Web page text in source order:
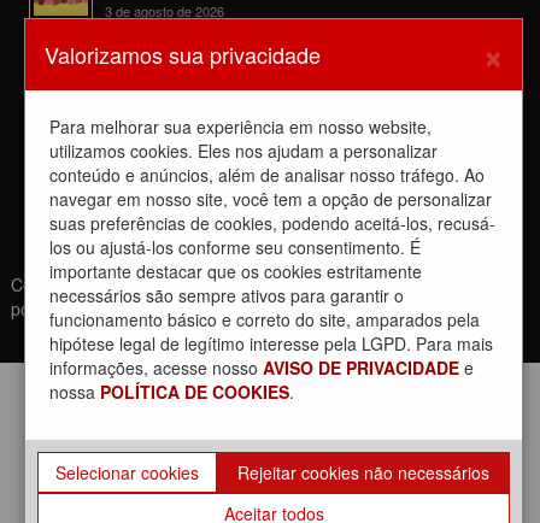
3 de agosto de 2026
Reunião com Manutenção do EPB, com a Inspeção de Via e
com a chefia da área
31 de julho de 2026
Sobre a REUNIÃO entre o Sindicato e o Metrus
30 de julho de 2026
Copyrights © 2021. Todos os direitos reservados. | Desenvolvido
por: Movimento Br
Valorizamos sua privacidade ×
Para melhorar sua experiência em nosso website,
utilizamos cookies. Eles nos ajudam a personalizar
conteúdo e anúncios, além de analisar nosso tráfego. Ao
navegar em nosso site, você tem a opção de personalizar
suas preferências de cookies, podendo aceitá-los, recusá-
los ou ajustá-los conforme seu consentimento. É
importante destacar que os cookies estritamente
necessários são sempre ativos para garantir o
funcionamento básico e correto do site, amparados pela
hipótese legal de legítimo interesse pela LGPD. Para mais
informações, acesse nosso AVISO DE PRIVACIDADE e
nossa POLÍTICA DE COOKIES.
Selecionar cookies
Rejeitar cookies não necessários
Aceitar todos